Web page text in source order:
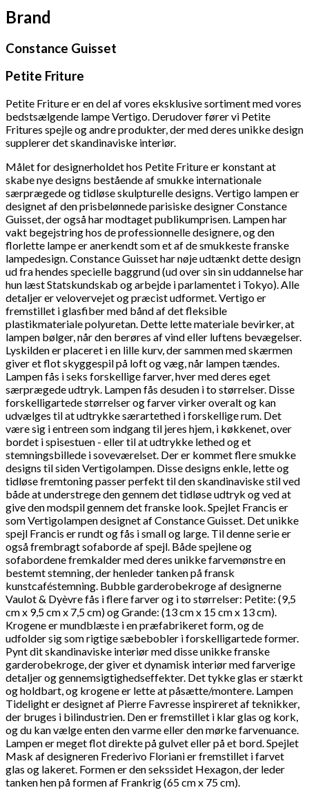
Brand
Constance Guisset
Petite Friture
Petite Friture er en del af vores eksklusive sortiment med vores
bedstsælgende lampe Vertigo. Derudover fører vi Petite
Fritures spejle og andre produkter, der med deres unikke design
supplerer det skandinaviske interiør.
Målet for designerholdet hos Petite Friture er konstant at
skabe nye designs bestående af smukke internationale
særprægede og tidløse skulpturelle designs.Vertigo lampen er
designet af den prisbelønnede parisiske designer Constance
Guisset, der også har modtaget publikumprisen. Lampen har
vakt begejstring hos de professionnelle designere, og den
florlette lampe er anerkendt som et af de smukkeste franske
lampedesign.Constance Guisset har nøje udtænkt dette design
ud fra hendes specielle baggrund (ud over sin sin uddannelse har
hun læst Statskundskab og arbejde i parlamentet i Tokyo). Alle
detaljer er velovervejet og præcist udformet. Vertigo er
fremstillet i glasfiber med bånd af det fleksible
plastikmateriale polyuretan. Dette lette materiale bevirker, at
lampen bølger, når den berøres af vind eller luftens bevægelser.
Lyskilden er placeret i en lille kurv, der sammen med skærmen
giver et flot skyggespil på loft og væg, når lampen tændes.
Lampen fås i seks forskellige farver, hver med deres eget
særprægede udtryk. Lampen fås desuden i to størrelser. Disse
forskelligartede størrelser og farver virker overalt og kan
udvælges til at udtrykke særartethed i forskellige rum. Det
være sig i entreen som indgang til jeres hjem, i køkkenet, over
bordet i spisestuen - eller til at udtrykke lethed og et
stemningsbillede i soveværelset. Der er kommet flere smukke
designs til siden Vertigolampen. Disse designs enkle, lette og
tidløse fremtoning passer perfekt til den skandinaviske stil ved
både at understrege den gennem det tidløse udtryk og ved at
give den modspil gennem det franske look.Spejlet Francis er
som Vertigolampen designet af Constance Guisset. Det unikke
spejl Francis er rundt og fås i small og large. Til denne serie er
også frembragt sofaborde af spejl. Både spejlene og
sofabordene fremkalder med deres unikke farvemønstre en
bestemt stemning, der henleder tanken på fransk
kunstcaféstemning. Bubble garderobekroge af designerne
Vaulot & Dyèvre fås i flere farver og i to størrelser: Petite: (9,5
cm x 9,5 cm x 7,5 cm) og Grande: (13 cm x 15 cm x 13 cm).
Krogene er mundblæste i en præfabrikeret form, og de
udfolder sig som rigtige sæbebobler i forskelligartede former.
Pynt dit skandinaviske interiør med disse unikke franske
garderobekroge, der giver et dynamisk interiør med farverige
detaljer og gennemsigtighedseffekter. Det tykke glas er stærkt
og holdbart, og krogene er lette at påsætte/montere. Lampen
Tidelight er designet af Pierre Favresse inspireret af teknikker,
der bruges i bilindustrien. Den er fremstillet i klar glas og kork,
og du kan vælge enten den varme eller den mørke farvenuance.
Lampen er meget flot direkte på gulvet eller på et bord.Spejlet
Mask af designeren Frederivo Floriani er fremstillet i farvet
glas og lakeret. Formen er den sekssidet Hexagon, der leder
tanken hen på formen af Frankrig (65 cm x 75 cm).